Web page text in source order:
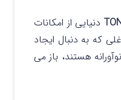
دنیایی از امکانات
که به دنبال ایجاد
هستند، باز می